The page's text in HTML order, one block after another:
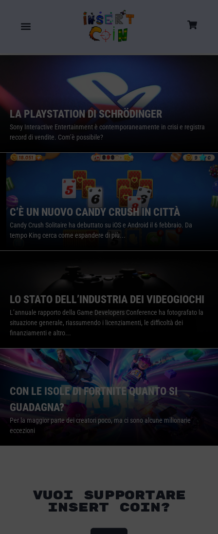
LA PLAYSTATION DI SCHRÖDINGER
Sony Interactive Entertainment è contemporaneamente in crisi e registra
record di vendite. Com’è possibile?
C’È UN NUOVO CANDY CRUSH IN CITTÀ
Candy Crush Solitaire ha debuttato su iOS e Android il 6 febbraio. Da
tempo King cerca come espandere di più...
LO STATO DELL’INDUSTRIA DEI VIDEOGIOCHI
L’annuale rapporto della Game Developers Conference ha fotografato la
situazione generale, riassumendo i licenziamenti, le difficoltà dei
finanziamenti e altro...
CON LE ISOLE DI FORTNITE QUANTO SI
GUADAGNA?
Per la maggior parte dei creatori poco, ma ci sono alcune milionarie
eccezioni
Vuoi supportare
Insert Coin?